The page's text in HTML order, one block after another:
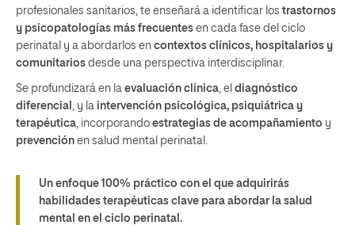
profesionales sanitarios, te enseñará a identificar los trastornos
y psicopatologías más frecuentes en cada fase del ciclo
perinatal y a abordarlos en contextos clínicos, hospitalarios y
comunitarios desde una perspectiva interdisciplinar.
Se profundizará en la evaluación clínica, el diagnóstico
diferencial , y la intervención psicológica, psiquiátrica y
terapéutica, incorporando estrategias de acompañamiento y
prevención en salud mental perinatal.
Un enfoque 100% práctico con el que adquirirás
habilidades terapéuticas clave para abordar la salud
mental en el ciclo perinatal.